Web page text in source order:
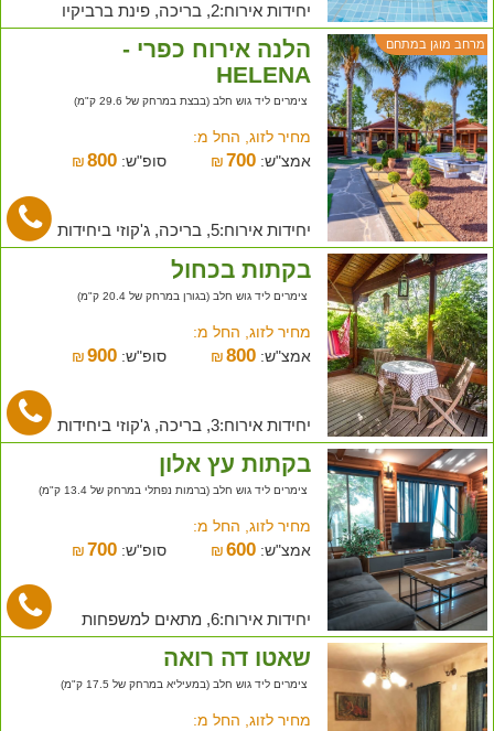
יחידות אירוח:2, בריכה, פינת ברביקיו
מרחב מוגן במתחם
הלנה אירוח כפרי -
HELENA
צימרים ליד גוש חלב (בבצת במרחק של 29.6 ק"מ)
מחיר לזוג, החל מ:
אמצ"ש:
₪700 סופ"ש: ₪ 800
יחידות אירוח:5, בריכה, ג'קוזי ביחידות
בקתות בכחול
צימרים ליד גוש חלב (בגורן במרחק של 20.4 ק"מ)
מחיר לזוג, החל מ:
אמצ"ש:
₪800 סופ"ש: ₪ 900
יחידות אירוח:3, בריכה, ג'קוזי ביחידות
בקתות עץ אלון
צימרים ליד גוש חלב (ברמות נפתלי במרחק של 13.4 ק"מ)
מחיר לזוג, החל מ:
אמצ"ש:
₪600 סופ"ש: ₪ 700
יחידות אירוח:6, מתאים למשפחות
שאטו דה רואה
צימרים ליד גוש חלב (במעיליא במרחק של 17.5 ק"מ)
מחיר לזוג, החל מ: